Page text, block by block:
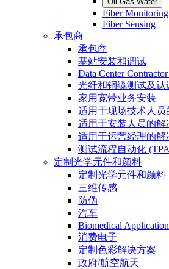
Fiber Monitoring
Fiber Sensing
承包商
承包商
基站安装和调试
Data Center
光纤和铜缆测试及认
家用宽带业务安装
适用于现场技术人员
适用于安装人员的解
适用于运营经理的解
测试流程自动化
定制光学元件和颜料
定制光学元件和颜料
三维传感
防伪
汽车
Biomedical
消费电子
定制色彩解决方案
政府/航空航天